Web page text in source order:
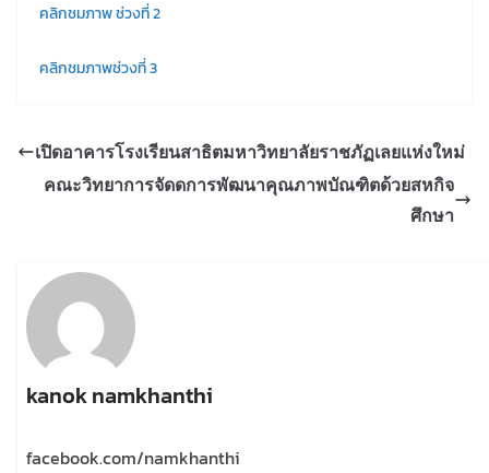
คลิกชมภาพ ช่วงที่ 2
คลิกชมภาพช่วงที่ 3
เปิดอาคารโรงเรียนสาธิตมหาวิทยาลัยราชภัฏเลยแห่งใหม่
คณะวิทยาการจัดดการพัฒนาคุณภาพบัณฑิตด้วยสหกิจ
ศึกษา
kanok namkhanthi
facebook.com/namkhanthi